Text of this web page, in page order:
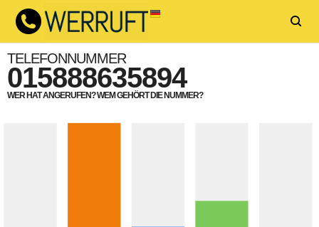
TELEFONNUMMER
015888635894
WER HAT ANGERUFEN? WEM GEHÖRT DIE NUMMER?